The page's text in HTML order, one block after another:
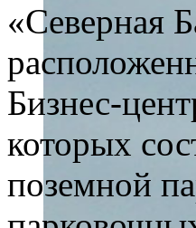
«Северная
Бизнес-
которых
поземной